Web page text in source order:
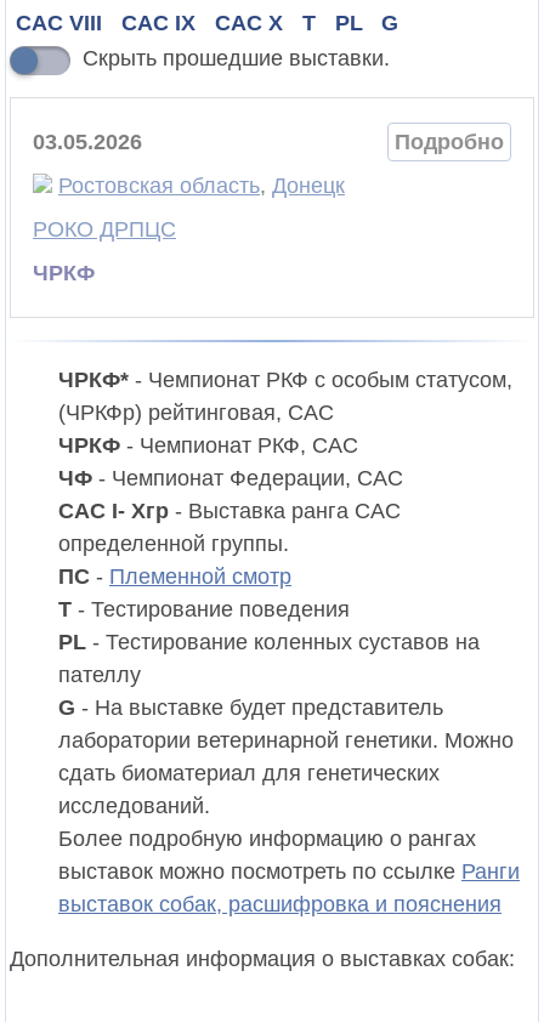
CAC VIII
CAC IX CAC X T PL
G
Скрыть прошедшие выставки.
03.05.2026
Подробно
Ростовская область, Донецк
РОКО ДРПЦС
ЧРКФ
ЧРКФ* - Чемпионат РКФ c особым статусом,
(ЧРКФр) рейтинговая, CAC
ЧРКФ - Чемпионат РКФ, CAC
ЧФ - Чемпионат Федерации, CAC
CAC I- Xгр - Выставка ранга CAC
определенной группы.
ПС - Племенной смотр
T - Тестирование поведения
PL - Тестирование коленных суставов на
пателлу
G - На выставке будет представитель
лаборатории ветеринарной генетики. Можно
сдать биоматериал для генетических
исследований.
Более подробную информацию о рангах
выставок можно посмотреть по ссылке Ранги
выставок собак, расшифровка и пояснения
Дополнительная информация о выставках собак: